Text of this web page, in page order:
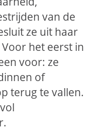
van de
ze uit haar
het eerst in
voor: ze
of
terug te vallen.